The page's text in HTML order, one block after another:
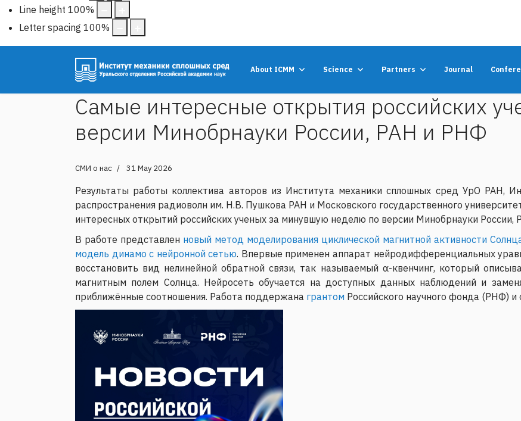
Line height 100%
Letter spacing 100%
About ICMM Science Partners Journal
Cамые интересные открытия российских
версии Минобрнауки России, РАН и РНФ
СМИ о нас 31 May 2026
Результаты работы коллектива авторов из Института механики сплошных сред УрО РАН,
распространения радиоволн им. Н.В. Пушкова РАН и Московского государственного
интересных открытий российских ученых за минувшую неделю по версии Минобрнауки России,
В работе представлен новый метод моделирования циклической магнитной активности
модель динамо с нейронной сетью. Впервые применен аппарат нейродифференциальных
восстановить вид нелинейной обратной связи, так называемый α-квенчинг, который
магнитным полем Солнца. Нейросеть обучается на доступных данных наблюдений и
приближённые соотношения. Работа поддержана грантом Российского научного фонда (РНФ) и